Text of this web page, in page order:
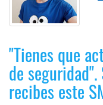
"Tienes que
de
recibes este